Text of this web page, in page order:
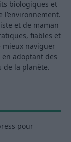
biologiques et
l’environnement.
et de maman
fiables et
mieux naviguer
adoptant des
de la planète.
pour